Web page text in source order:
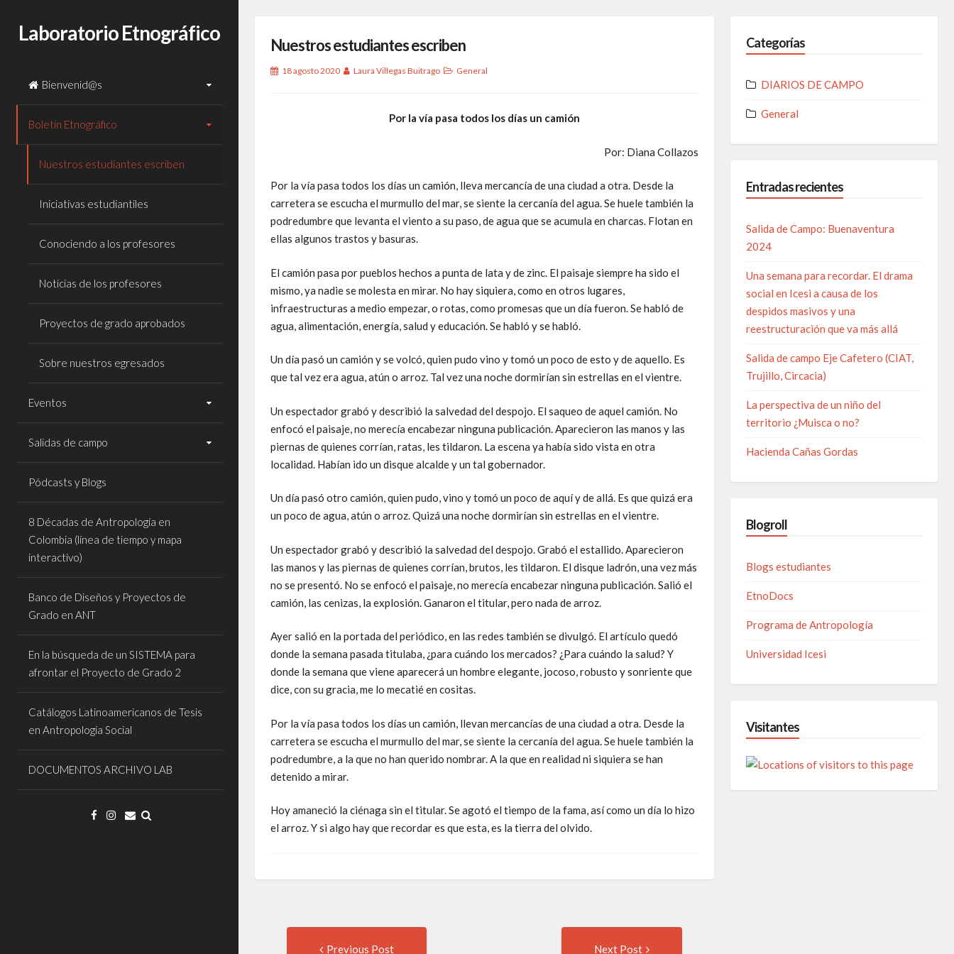
Laboratorio Etnográfico
Bienvenid@s
Boletín Etnográfico
Nuestros estudiantes escriben
Iniciativas estudiantiles
Conociendo a los profesores
Noticias de los profesores
Proyectos de grado aprobados
Sobre nuestros egresados
Eventos
Salidas de campo
Pódcasts y Blogs
8 Décadas de Antropología en
Colombia (línea de tiempo y mapa
interactivo)
Banco de Diseños y Proyectos de
Grado en ANT
En la búsqueda de un SISTEMA para
afrontar el Proyecto de Grado 2
Catálogos Latinoamericanos de Tesis
en Antropología Social
DOCUMENTOS ARCHIVO LAB
Nuestros estudiantes escriben
18 agosto 2020 Laura Villegas Buitrago General
Por la vía pasa todos los días un camión
Por: Diana Collazos
Por la vía pasa todos los días un camión, lleva mercancía de una ciudad a otra. Desde la
carretera se escucha el murmullo del mar, se siente la cercanía del agua. Se huele también la
podredumbre que levanta el viento a su paso, de agua que se acumula en charcas. Flotan en
ellas algunos trastos y basuras.
El camión pasa por pueblos hechos a punta de lata y de zinc. El paisaje siempre ha sido el
mismo, ya nadie se molesta en mirar. No hay siquiera, como en otros lugares,
infraestructuras a medio empezar, o rotas, como promesas que un día fueron. Se habló de
agua, alimentación, energía, salud y educación. Se habló y se habló.
Un día pasó un camión y se volcó, quien pudo vino y tomó un poco de esto y de aquello. Es
que tal vez era agua, atún o arroz. Tal vez una noche dormirían sin estrellas en el vientre.
Un espectador grabó y describió la salvedad del despojo. El saqueo de aquel camión. No
enfocó el paisaje, no merecía encabezar ninguna publicación. Aparecieron las manos y las
piernas de quienes corrían, ratas, les tildaron. La escena ya había sido vista en otra
localidad. Habían ido un disque alcalde y un tal gobernador.
Un día pasó otro camión, quien pudo, vino y tomó un poco de aquí y de allá. Es que quizá era
un poco de agua, atún o arroz. Quizá una noche dormirían sin estrellas en el vientre.
Un espectador grabó y describió la salvedad del despojo. Grabó el estallido. Aparecieron
las manos y las piernas de quienes corrían, brutos, les tildaron. El disque ladrón, una vez más
no se presentó. No se enfocó el paisaje, no merecía encabezar ninguna publicación. Salió el
camión, las cenizas, la explosión. Ganaron el titular, pero nada de arroz.
Ayer salió en la portada del periódico, en las redes también se divulgó. El artículo quedó
donde la semana pasada titulaba, ¿para cuándo los mercados? ¿Para cuándo la salud? Y
donde la semana que viene aparecerá un hombre elegante, jocoso, robusto y sonriente que
dice, con su gracia, me lo mecatié en cositas.
Por la vía pasa todos los días un camión, llevan mercancías de una ciudad a otra. Desde la
carretera se escucha el murmullo del mar, se siente la cercanía del agua. Se huele también la
podredumbre, a la que no han querido nombrar. A la que en realidad ni siquiera se han
detenido a mirar.
Hoy amaneció la ciénaga sin el titular. Se agotó el tiempo de la fama, así como un día lo hizo
el arroz. Y si algo hay que recordar es que esta, es la tierra del olvido.
Previous Post Next Post
Categorías
DIARIOS DE CAMPO
General
Entradas recientes
Salida de Campo: Buenaventura
2024
Una semana para recordar. El drama
social en Icesi a causa de los
despidos masivos y una
reestructuración que va más allá
Salida de campo Eje Cafetero (CIAT,
Trujillo, Circacia)
La perspectiva de un niño del
territorio ¿Muisca o no?
Hacienda Cañas Gordas
Blogroll
Blogs estudiantes
EtnoDocs
Programa de Antropología
Universidad Icesi
Visitantes